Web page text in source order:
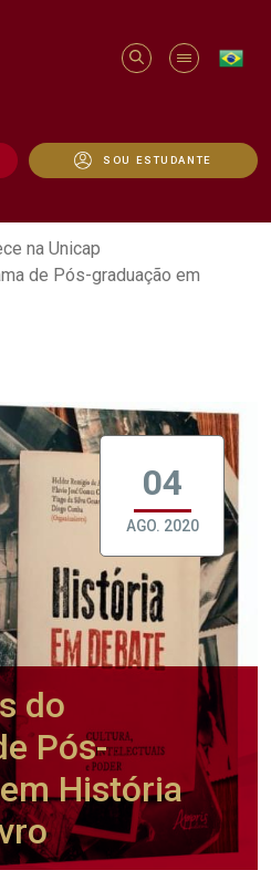
SOU ESTUDANTE
de Pós-
na Unicap
de Pós-graduação em
04
AGO. 2020
do
Pós-
História